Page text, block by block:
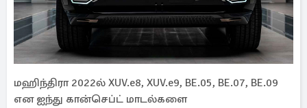
மஹிந்திரா 2022ல் XUV.e8, XUV.e9, BE.05, BE.07, BE.09
என ஐந்து கான்செப்ட் மாடல்களை